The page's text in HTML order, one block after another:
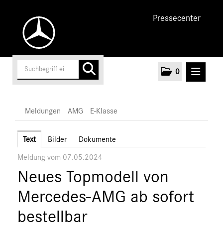
Pressecenter
0
Unternehmen
Cars
AMG
C-Klasse
E-Klasse
Meldungen AMG E-Klasse
Text Bilder Dokumente
Meldung vom 07.05.2024
Neues Topmodell von
Mercedes-AMG ab sofort
bestellbar